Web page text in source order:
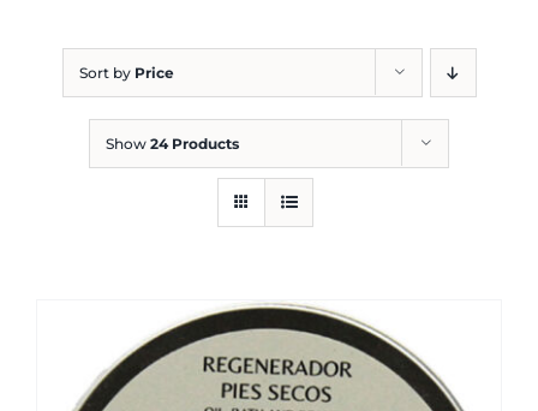
Sort by Price
Show 24 Products